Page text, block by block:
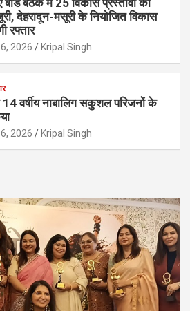
देहरादून-मसूरी के नियोजित विकास
रफ्तार
2026 Kripal Singh
वर्षीय नाबालिग सकुशल परिजनों के
2026 Kripal Singh